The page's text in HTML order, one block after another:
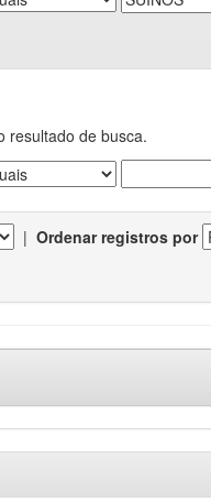
resultado de busca.
| Ordenar registros por